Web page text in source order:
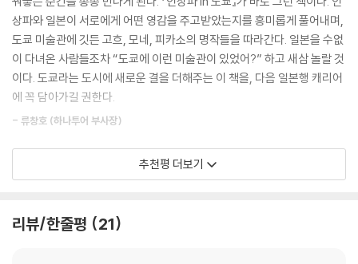
점의 우키요에가 벽에 붙어 있다. 고흐는 우키요에를 그대로 베껴 그리며
화려한 원색과 가벼운 선의 사용법을 익혔다. 〈가나가와의 큰 파도〉를 본
고흐는 “파도가 발톱처럼 나를 할퀴려 든다”라며 그림에서 받은 인상을 고
백했다. 1888년 2월 고흐가 낯선 고장인 아를에 머물기로 결심한 중요한
이유 중 하나는 눈 덮인 아를의 풍경이 우키요에 속 일본의 겨울과 비슷해
보였기 때문이다. 일본 컬렉터들은 특히 모네와 고흐의 작품을 모으는 데
심혈을 기울여왔는데, 이는 어찌 보면 당연한 일이다. 모네와 고흐는 일본
신들의 예술 세계를 높이 평가한 화가의 작품을 선호할 수밖에 없다.
---p.121~123
폴라 미술관의 1907년작 〈수련〉과 도쿄 후지 미술관의 1908년작 〈수련〉
은 엇비슷한 분위기의 물을 담고 있다. 꽃은 작은 부분만을 차지하고 캔버
양학부 교수는 인상파의 탄생부터 후기 인상파, 그리고 20세기 미술로 이
어지는 흐름을 인상파 작품과 함께 한 권의 책에 엮어냈다. 단순한 작품 해
설을 넘어, 인상파가 등장하게 된 시대적 배경과 일본과의 관계, 그리고 그
흐름이 오늘날까지 이어지는 과정을 입체적으로 보여준다. 또한 도쿄 미술
관별 주요 인상파 작품, 인상파 기획전이 열리는 미술관, 인상파 화가들이
책’과 ‘여행하는 책’의 기능을 동시에 갖추었다. 이는 기존의 미술서와 차별
화되는 이 책의 강점이다.
『인상파 in 도쿄』는 독자에게 인상파를 중심으로 근대 미술의 흐름을 한 번
게 한다. 도쿄는 더 이상 쇼핑과 미식의 도시가 아니라, 우리가 미처 알지
상파와 일본이 서로에게 어떤 영감을 주고받았는지를 흥미롭게 풀어내며,
도쿄 미술관에 깃든 고흐, 모네, 피카소의 명작들을 따라간다. 일본을 수없
이 다녀온 사람들조차 “도쿄에 이런 미술관이 있었어?” 하고 새삼 놀랄 것
이다. 도쿄라는 도시에 새로운 결을 더해주는 이 책을, 다음 일본행 캐리어
에 꼭 담아가길 권한다.
- 류창호 (하나투어 부사장)
전원경 교수의 모든 책을 읽었다. 미술·음악·역사를 종횡무진 엮어내는 스
토리텔링에 매료되어 그녀를 따라 멀리 유럽 미술관 여행까지 다녀왔다.
에서 우리가 몰랐던 인상주의의 가장 비밀스러운 정원을 거닐 수 있게 되
추천평 더보기
리뷰/한줄평 21